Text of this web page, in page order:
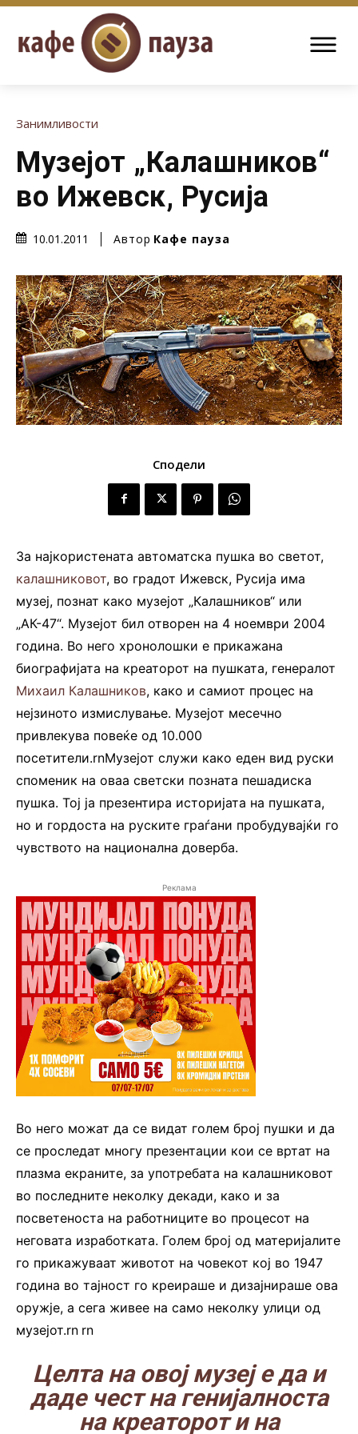
Занимливости
Музејот „Калашников“
во Ижевск, Русија
10.01.2011 Автор Кафе пауза
Сподели
За најкористената автоматска пушка во светот,
калашниковот, во градот Ижевск, Русија има
музеј, познат како музејот „Калашников“ или
„АК-47“. Музејот бил отворен на 4 ноември 2004
година. Во него хронолошки е прикажана
биографијата на креаторот на пушката, генералот
Михаил Калашников, како и самиот процес на
нејзиното измислување. Музејот месечно
привлекува повеќе од 10.000
посетители.rnМузејот служи како еден вид руски
споменик на оваа светски позната пешадиска
пушка. Тој ја презентира историјата на пушката,
но и гордоста на руските граѓани пробудувајќи го
чувството на национална доверба.
Реклама
Во него можат да се видат голем број пушки и да
се проследат многу презентации кои се вртат на
плазма екраните, за употребата на калашниковот
во последните неколку декади, како и за
посветеноста на работниците во процесот на
неговата изработката. Голем број од материјалите
го прикажуваат животот на човекот кој во 1947
година во тајност го креираше и дизајнираше ова
оружје, а сега живее на само неколку улици од
музејот.rn rn
Целта на овој музеј е да и
даде чест на генијалноста
на креаторот и на